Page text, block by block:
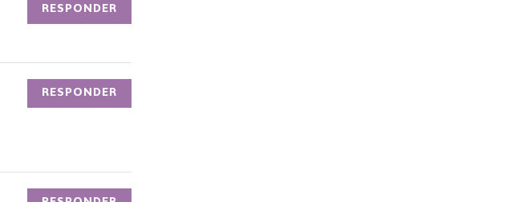
RESPONDER
RESPONDER